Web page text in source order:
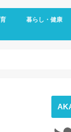
て
暮らし・健康
予防
女性特有の悩み
睡眠